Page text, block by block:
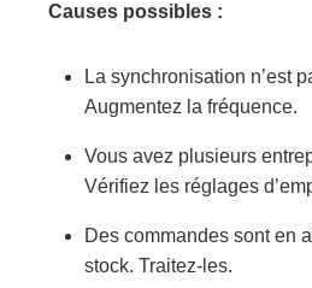
Causes possibles :
La synchronisation n’est
Augmentez la fréquence.
Vous avez plusieurs
Vérifiez les réglages
Des commandes sont en
stock. Traitez-les.